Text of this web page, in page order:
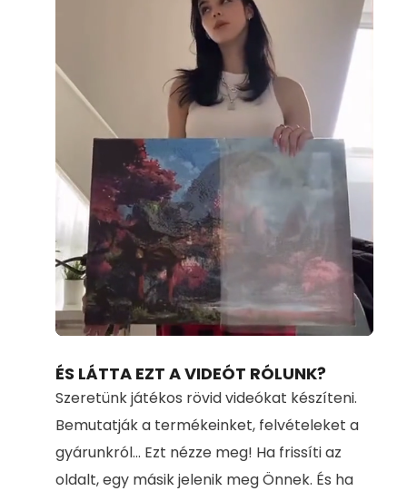
Unmute Loaded:
100.00%
ÉS LÁTTA EZT A VIDEÓT RÓLUNK?
Szeretünk játékos rövid videókat készíteni.
Bemutatják a termékeinket, felvételeket a
gyárunkról... Ezt nézze meg! Ha frissíti az
oldalt, egy másik jelenik meg Önnek. És ha